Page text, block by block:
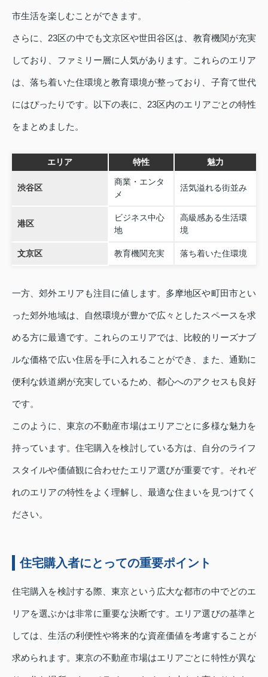
市生活を楽しむことができます。
さらに、23区の中でも文京区や世田谷区は、教育機関が充実
しており、ファミリー層に人気があります。これらのエリア
は、落ち着いた住環境と教育環境が整っており、子育て世代
にはぴったりです。以下の表に、23区内のエリアごとの特性
をまとめました。
エリア 特性 魅力
渋谷区
商業・エンタ
メ
活気溢れる街並み
港区
ビジネス中心
地
高級感ある生活環
境
文京区 教育機関充実 落ち着いた住環境
一方、郊外エリアも注目に値します。多摩地区や町田市とい
った郊外地域は、自然環境が豊かで広々としたスペースを求
める方に最適です。これらのエリアでは、比較的リーズナブ
ルな価格で広い住居を手に入れることができ、また、通勤に
便利な鉄道網が充実しているため、都心へのアクセスも良好
です。
このように、東京の不動産市場はエリアごとに多様な魅力を
持っています。住宅購入を検討している方は、自分のライフ
スタイルや価値観に合わせたエリア選びが重要です。それぞ
れのエリアの特性をよく理解し、最適な住まいを見つけてく
ださい。
住宅購入者にとっての重要ポイント
住宅購入を検討する際、東京という広大な都市の中でどのエ
リアを選ぶかは非常に重要な決断です。エリア選びの基準と
しては、生活の利便性や将来的な資産価値を考慮することが
求められます。東京の不動産市場はエリアごとに特性が異な